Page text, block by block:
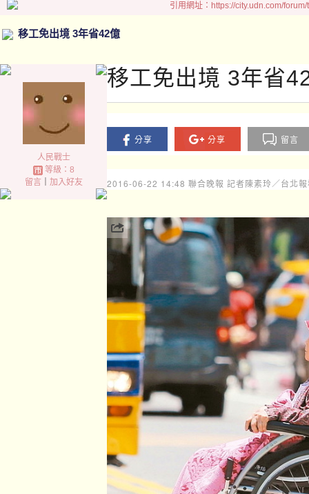
引用網址：https://city.udn.com/
移工免出境 3年省42億
人民戰士
等級：8
留言｜ 加入好友
移工免出境 3年省
分享 分享 留言
2016-06-22 14:48 聯合晚報 記者陳素玲／台北